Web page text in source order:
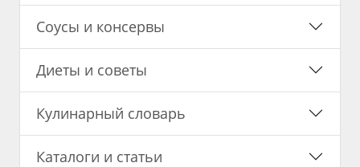
Соусы и консервы
Диеты и советы
Кулинарный словарь
Каталоги и статьи